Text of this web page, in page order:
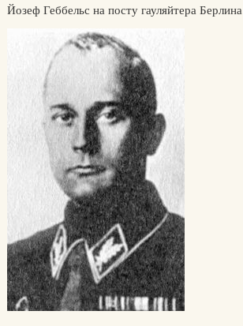
Йозеф Геббельс на посту гауляйтера Берлина